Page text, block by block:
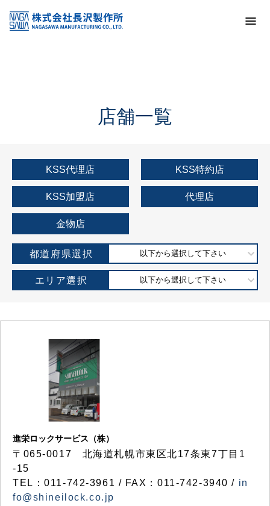
KSS加盟店・取扱店情報
店舗一覧
店舗一覧
KSS代理店 KSS特約店
KSS加盟店 代理店
金物店
都道府県選択 以下から選択して下さい
エリア選択 以下から選択して下さい
進栄ロックサービス（株）
〒065-0017 北海道札幌市東区北17条東7丁目1
-15
TEL：011-742-3961 / FAX：011-742-3940 / in
fo@shineilock.co.jp